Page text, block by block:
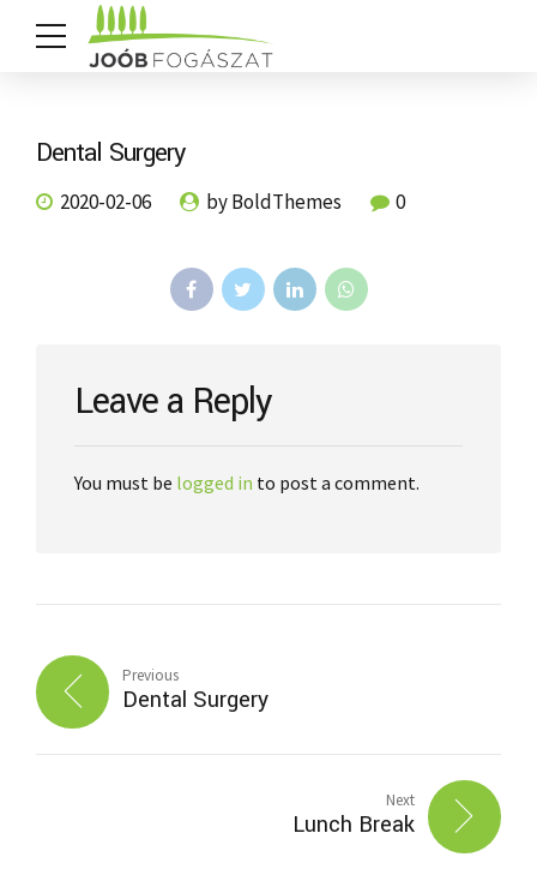
Dental Surgery
2020-02-06 by BoldThemes 0
Leave a Reply
You must be logged in to post a comment.
Previous
Dental Surgery
Next
Lunch Break